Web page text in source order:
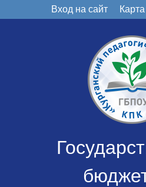
Вход на сайт